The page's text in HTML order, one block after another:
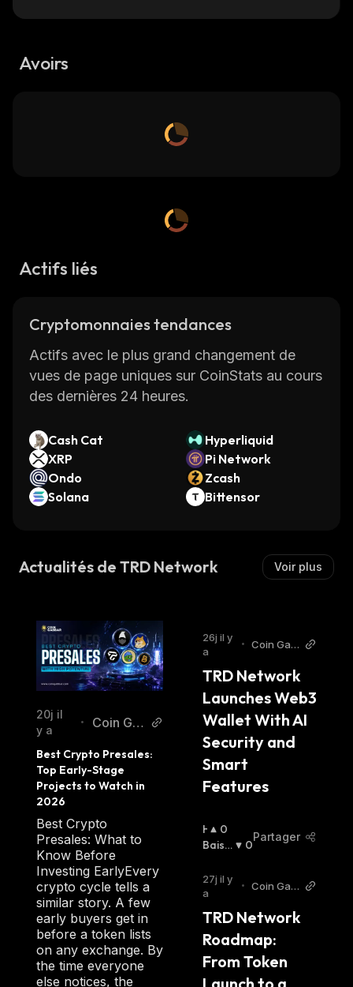
Avoirs
Actifs liés
Cryptomonnaies tendances
Actifs avec le plus grand changement de
vues de page uniques sur CoinStats au cours
des dernières 24 heures.
Cash Cat
Hyperliquid
XRP
Pi Network
Ondo
Zcash
Solana
Bittensor
Actualités de TRD Network Voir plus
20j il
y a
•
Coin Ga
Best Crypto Presales:
Top Early-Stage
Projects to Watch in
2026
Best Crypto
Presales: What to
Know Before
Investing EarlyEvery
crypto cycle tells a
similar story. A few
early buyers get in
before a token lists
on any exchange. By
the time everyone
else notices, the
26j il y
a
• Coin Gab
TRD Network
Launches Web3
Wallet With AI
Security and
Smart
Features
H
A
S
S
E
R
:
0
Baissi
0
Partager
27j il y
a
• Coin Gab
TRD Network
Roadmap:
From Token